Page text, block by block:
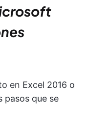
en Excel 2016 o
pasos que se